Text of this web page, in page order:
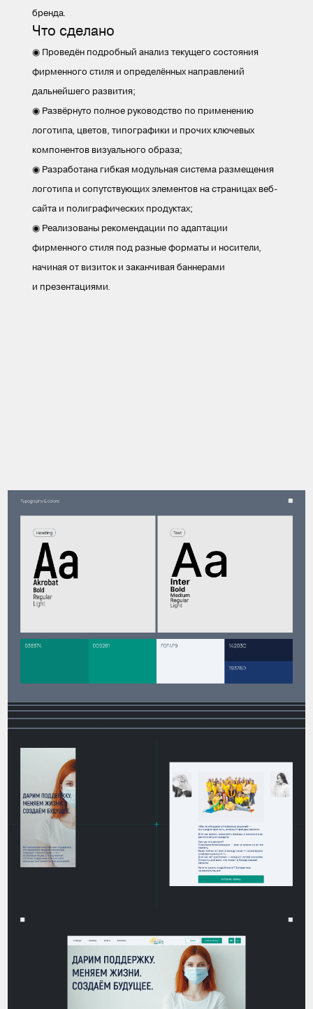
бренда.
Что сделано
◉ Проведён подробный анализ текущего состояния
фирменного стиля и определённых направлений
дальнейшего развития;
◉ Развёрнуто полное руководство по применению
логотипа, цветов, типографики и прочих ключевых
компонентов визуального образа;
◉ Разработана гибкая модульная система размещения
логотипа и сопутствующих элементов на страницах веб-
сайта и полиграфических продуктах;
◉ Реализованы рекомендации по адаптации
фирменного стиля под разные форматы и носители,
начиная от визиток и заканчивая баннерами
и презентациями.